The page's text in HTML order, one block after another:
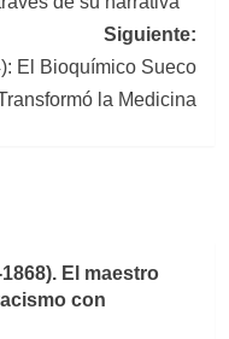
Siguiente:
El Bioquímico Sueco
la Medicina
El maestro
con